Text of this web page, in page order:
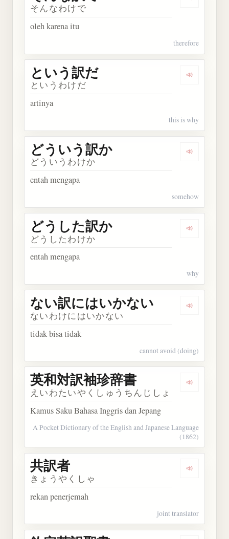
そんなわけで
oleh karena itu
therefore
Dengarkan
という訳だ
というわけだ
artinya
this is why
Dengarkan
どういう訳か
どういうわけか
entah mengapa
somehow
Dengarkan
どうした訳か
どうしたわけか
entah mengapa
why
Dengarkan
ない訳にはいかない
ないわけにはいかない
tidak bisa tidak
cannot avoid (doing)
Dengarkan
英和対訳袖珍辞書
えいわたいやくしゅうちんじしょ
Kamus Saku Bahasa Inggris dan Jepang
A Pocket Dictionary of the English and Japanese Language
(1862)
Dengarkan
共訳者
きょうやくしゃ
rekan penerjemah
joint translator